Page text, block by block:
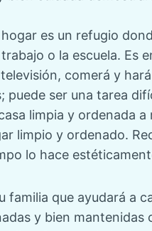
es un refugio
o la escuela. Es
comerá y
puede ser una tarea
limpia y ordenada a
limpio y ordenado.
lo hace
familia que ayudará a
y bien mantenidas